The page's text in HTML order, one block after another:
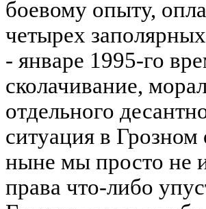
боевому опыту,
четырех
- январе 1995-го
сколачивание,
отдельного
ситуация в
ныне мы просто не
права что-либо